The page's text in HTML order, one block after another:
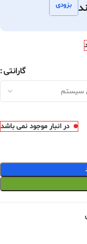
بزودی
گارانتی
در انبار موجود نمی باشد